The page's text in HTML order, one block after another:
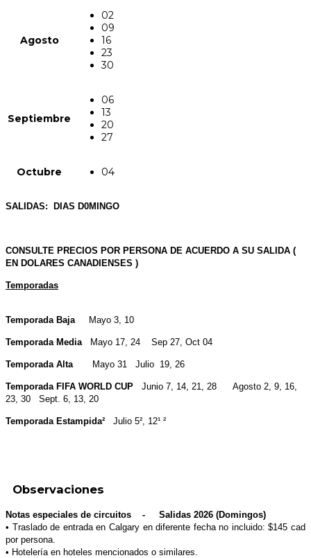
Agosto
02
09
16
23
30
Septiembre
06
13
20
27
Octubre 04
SALIDAS: DIAS D0MINGO
CONSULTE PRECIOS POR PERSONA DE ACUERDO A SU SALIDA (
EN DOLARES CANADIENSES )
Temporadas
Temporada Baja Mayo 3, 10
Temporada Media Mayo 17, 24 Sep 27, Oct 04
Temporada Alta Mayo 31 Julio 19, 26
Temporada FIFA WORLD CUP Junio 7, 14, 21, 28 Agosto 2, 9, 16,
23, 30 Sept. 6, 13, 20
Temporada Estampida² Julio 5², 12¹ ²
Observaciones
Notas especiales de circuitos - Salidas 2026 (Domingos)
• Traslado de entrada en Calgary en diferente fecha no incluido: $145 cad
por persona.
• Hotelería en hoteles mencionados o similares.